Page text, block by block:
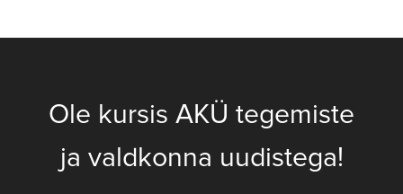
Ole kursis AKÜ tegemiste
ja valdkonna uudistega!